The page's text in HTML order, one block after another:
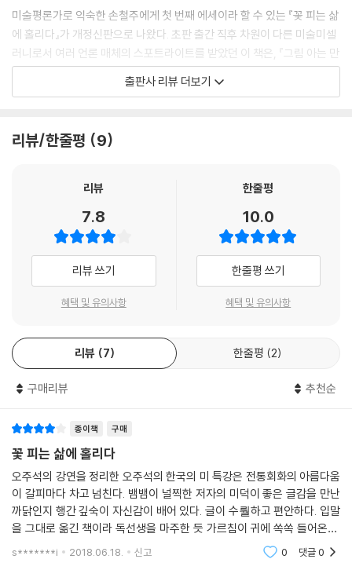
하기 짝이 없는 추상으로 내몬다. 석양은 이리하여, 형상의 정체성을 앗아
버리는 시간의 수작이다. 시간의 거리낌 없는 농단 앞에서 인간은 속수무
책이다.---p.174
소재의 상징성을 아는 것보다 중요한 것이 있다. 그림의 마음씨를 읽어내
는 일이다. 최북의 「풍설야귀인」을 보면 세찬 풍파에 시달려 늙고 지친 나
림의 마음씨는 어떻게 아는가. 감상자가 자기 마음을 그림에 실어서 볼 때
사석원의 황홀은 이미 울혈이 진 듯하다. 더 이상 묻지 않기로 했다. 술이
서서히 두 사람을 삼키고 있다. 구양수가 그랬던가. ‘인생사 어느 곳이 술잔
앞만 하랴.’ 화가 아닌 나는 술이 그림보다 황홀하다. 그 황홀에 취해 중얼
거렸다. “그런데 말이야, 세상에 더 나은 것이 있기나 한 거야?”
미술평론가로 익숙한 손철주에게 첫 번째 에세이라 할 수 있는 『꽃 피는 삶
에 홀리다』가 개정신판으로 나왔다. 초판 출간 직후 차원이 다른 미술미셀
러니로서 여러 언론 매체의 스포트라이트를 받았던 이 책은, 『그림 아는 만
큼 보인다』『그림 보는 만큼 보인다』로 수많은 독자들을 흥미로운 그림의
세계로 안내했던 손철주가 문장력 또한 뛰어난 작가로서의 능력을 선보인
담백한 문체, 해박한 지식, 걸출한 입담의 삼박자가 어우러진 저자의 글에
해서 글이 마음에 들면 저자가 남 같지 않다. 본 적도 없는 그가 아는 이 같
은 남 같지 않은 손철주의 친근한 매력에 빠져들게 될 것이다.
평범한 일상 속에 그림이 있다
TV 속을 장악한 ‘예쁜 남자’ 신드롬을 걱정 가득한 눈빛으로 바라보던 저
나야 으뜸으로 친다”며 현 세태에 일침을 가했다. 은근슬쩍 남편 꼭대기에
오르려는 아내에게는 단원 김홍도의 「고승기호」를 들어 “등에 탄 아내여,
내려오라”라고 충고하기도 한다. 이렇듯 『꽃 피는 삶에 홀리다』 속에서 만
나는 작품들은 저자가 의도한 것이 아니라 일상 속에서 저절로 발견된 것
으로 이끈다.
이 책은 그림과 한시를 매개로 쓴 50편의 짧은 글을 세 개의 장으로 묶었
다. 1장에서는 살면서 문득 깨닫게 되는 인생사와 어지러운 세태에 대한 안
타까움을, 2장에서는 저자에게 깊은 인상을 남긴 옛 예술가들의 파란 했던
삶을 들려준다. 3장에서는 저자의 전문 분야인 그림 이야기로 들어가 예술
작품에 얽힌 다양한 에피소드를 풀어낸다. 원색적인 물감 사용으로 유명한
국내 화가 ‘사석원’의 작품에 대한 해설과 사석에서 나눈 대화는 또 하나의
출판사 리뷰 더보기
리뷰/한줄평 9
리뷰
7.8
리뷰 쓰기
혜택 및 유의사항
한줄평
10.0
한줄평 쓰기
혜택 및 유의사항
리뷰 7 한줄평 2
구매리뷰 추천순
종이책 구매
꽃 피는 삶에 홀리다
오주석의 강연을 정리한 오주석의 한국의 미 특강은 전통회화의 아름다움
이 갈피마다 차고 넘친다. 뱀뱀이 널찍한 저자의 미덕이 좋은 글감을 만난
까닭인지 행간 깊숙이 자신감이 배어 있다. 글이 수뤌하고 편안하다. 입말
을 그대로 옮긴 책이라 독선생을 마주한 듯 가르침이 귀에 쏙쏙 들어온다.
작품 하나를 놓고 분석은 치밀하되 설명은 친절하다. 어떤 에술도 간과하
s*******i 2018.06.18. 신고 0 댓글0